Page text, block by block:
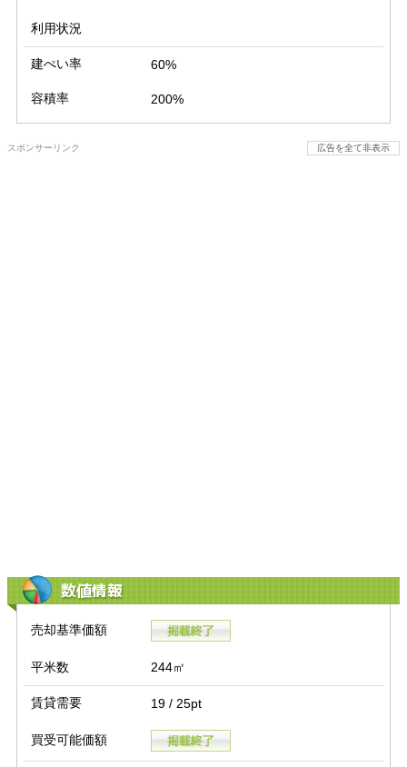
利用状況
建ぺい率 60%
容積率 200%
スポンサーリンク 広告を全て非表示
数値情報
売却基準価額
平米数 244㎡
賃貸需要 19 / 25pt
買受可能価額